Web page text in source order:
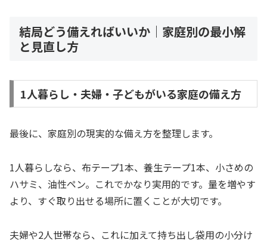
結局どう備えればいいか｜家庭別の最小解
と見直し方
1人暮らし・夫婦・子どもがいる家庭の備え方
最後に、家庭別の現実的な備え方を整理します。
1人暮らしなら、布テープ1本、養生テープ1本、小さめの
ハサミ、油性ペン。これでかなり実用的です。量を増やす
より、すぐ取り出せる場所に置くことが大切です。
夫婦や2人世帯なら、これに加えて持ち出し袋用の小分け